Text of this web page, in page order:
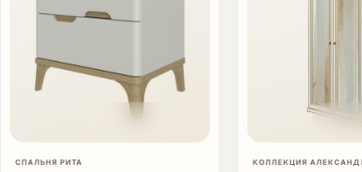
СПАЛЬНЯ РИТА КОЛЛЕКЦИЯ